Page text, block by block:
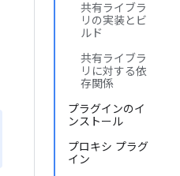
共有ライブラ
リの実装とビ
ルド
共有ライブラ
リに対する依
存関係
プラグインのイ
ンストール
プロキシ プラグ
イン